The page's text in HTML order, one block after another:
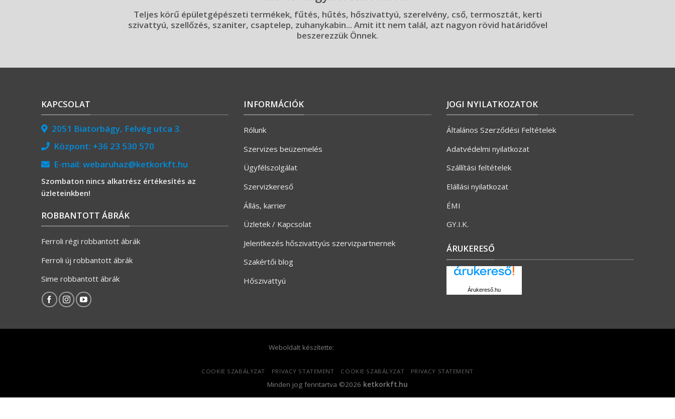
Teljes körű épületgépészeti termékek, fűtés, hűtés, hőszivattyú, szerelvény, cső, termosztát, kerti
szivattyú, szellőzés, szaniter, csaptelep, zuhanykabin... Amit itt nem talál, azt nagyon rövid határidővel
beszerezzük Önnek.
KAPCSOLAT
2051 Biatorbágy, Felvég utca 3.
Központ: +36 23 530 570
E-mail: webaruhaz@ketkorkft.hu
Szombaton nincs alkatrész értékesítés az
üzleteinkben!
ROBBANTOTT ÁBRÁK
Ferroli régi robbantott ábrák
Ferroli új robbantott ábrák
Sime robbantott ábrák
INFORMÁCIÓK
Rólunk
Szervizes beüzemelés
Ügyfélszolgálat
Szervizkereső
Állás, karrier
Üzletek / Kapcsolat
Jelentkezés hőszivattyús szervizpartnernek
Szakértői blog
Hőszivattyú
JOGI NYILATKOZATOK
Általános Szerződési Feltételek
Adatvédelmi nyilatkozat
Szállítási feltételek
Elállási nyilatkozat
ÉMI
GY.I.K.
ÁRUKERESŐ
Árukereső.hu
Weboldalt készítette:
COOKIE SZABÁLYZAT PRIVACY STATEMENT COOKIE SZABÁLYZAT PRIVACY STATEMENT
Minden jog fenntartva ©2026 ketkorkft.hu